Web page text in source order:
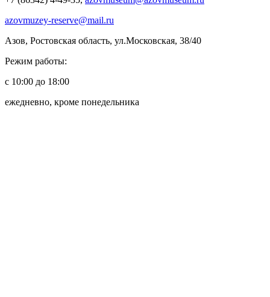
azovmuzey-reserve@mail.ru
Азов, Ростовская область, ул.Московская, 38/40
Режим работы:
с 10:00 до 18:00
ежедневно, кроме понедельника